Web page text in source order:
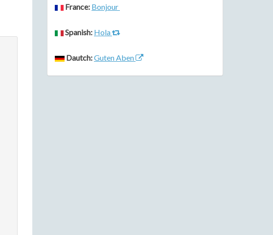
France: Bonjour
Spanish: Hola
Dautch:Guten Aben